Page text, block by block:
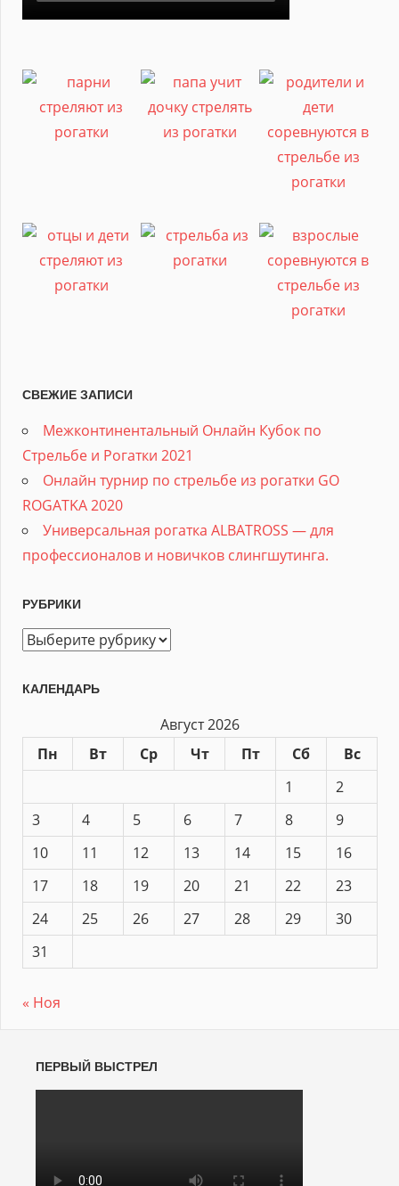
СВЕЖИЕ ЗАПИСИ
Межконтинентальный Онлайн Кубок по
Стрельбе и Рогатки 2021
Онлайн турнир по стрельбе из рогатки GO
ROGATKA 2020
Универсальная рогатка ALBATROSS — для
профессионалов и новичков слингшутинга.
РУБРИКИ
Рубрики
КАЛЕНДАРЬ
Август 2026
Пн
Вт Ср Чт Пт Сб
Вс
1
2
3
4 5 6 7 8
9
10
11 12 13 14 15
16
17
18 19 20 21 22
23
24
25 26 27 28 29
30
31
« Ноя
ПЕРВЫЙ ВЫСТРЕЛ